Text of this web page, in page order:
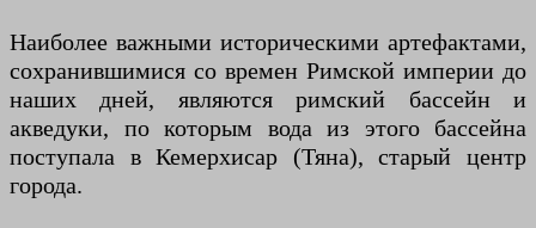
Наиболее важными историческими артефактами,
сохранившимися со времен Римской империи до
наших дней, являются римский бассейн и
акведуки, по которым вода из этого бассейна
поступала в Кемерхисар (Тяна), старый центр
города.